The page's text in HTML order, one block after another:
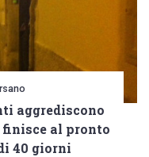
aggrediscono
al pronto
40 giorni